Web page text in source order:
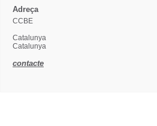
Adreça
CCBE
Catalunya
Catalunya
contacte